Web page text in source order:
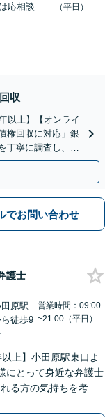
応相談
（平日）
収
以上】【オンライ
権回収に対応」銀
丁寧に調査し、効
でお問い合わせ
護士
原駅
徒歩9
営業時間：09:00
~21:00（平日）
以上】小田原駅東口よ
にとって身近な弁護士
る方の気持ちを考え